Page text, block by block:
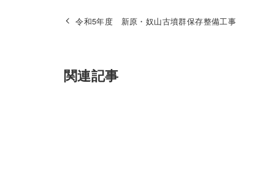
令和5年度 新原・奴山古墳群保存整備工事
関連記事